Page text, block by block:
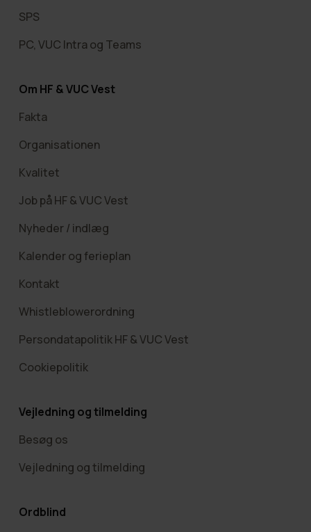
SPS
PC, VUC Intra og Teams
Om HF & VUC Vest
Fakta
Organisationen
Kvalitet
Job på HF & VUC Vest
Nyheder / indlæg
Kalender og ferieplan
Kontakt
Whistleblowerordning
Persondatapolitik HF & VUC Vest
Cookiepolitik
Vejledning og tilmelding
Besøg os
Vejledning og tilmelding
Ordblind